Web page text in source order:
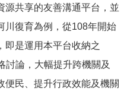
源共享的友善溝通平台，並
川復育為例，從108年開始
即是運用本平台收納之
討論，大幅提升跨機關及
便民、提升行政效能及機關